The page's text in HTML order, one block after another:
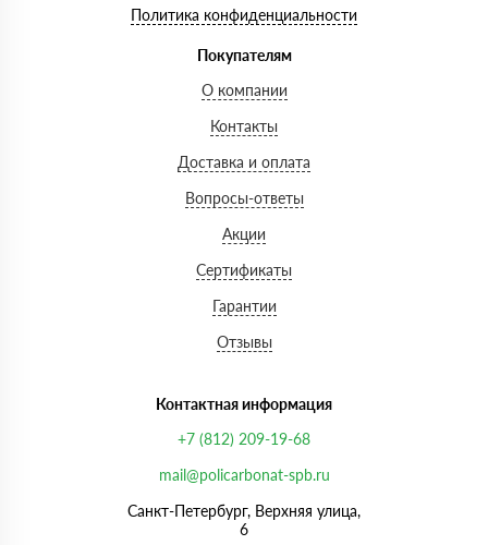
Политика конфиденциальности
Покупателям
О компании
Контакты
Доставка и оплата
Вопросы-ответы
Акции
Сертификаты
Гарантии
Отзывы
Контактная информация
+7 (812) 209-19-68
mail@policarbonat-spb.ru
Санкт-Петербург, Верхняя улица,
6